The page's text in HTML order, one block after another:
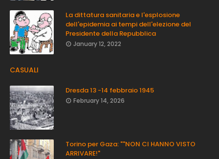
La dittatura sanitaria e l'esplosione
dell'epidemia ai tempi dell'elezione del
Presidente della Repubblica
January 12, 2022
CASUALI
Dresda 13 -14 febbraio 1945
February 14, 2026
Torino per Gaza: ""NON CI HANNO VISTO
ARRIVARE!"